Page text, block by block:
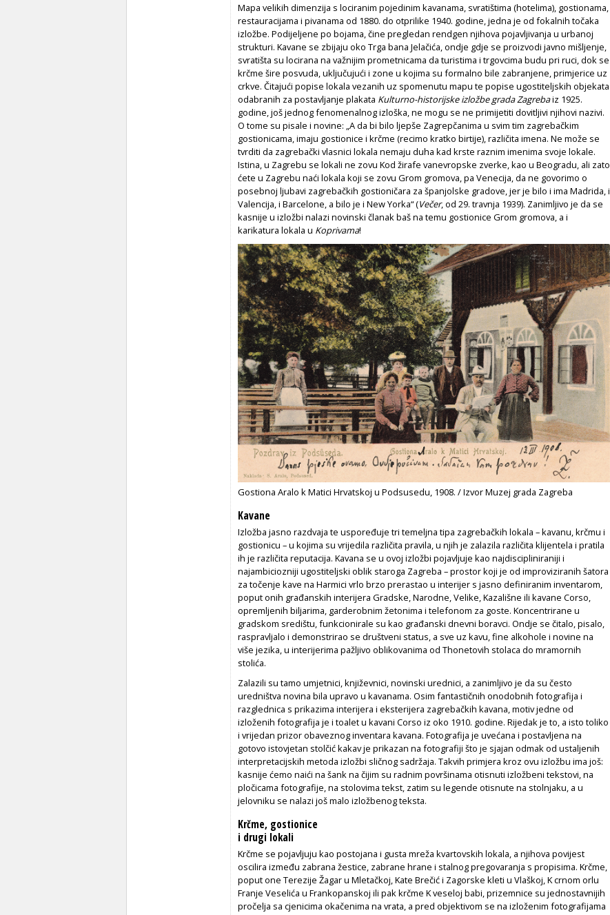
Mapa velikih dimenzija s lociranim pojedinim kavanama, svratištima (hotelima), gostionama,
restauracijama i pivanama od 1880. do otprilike 1940. godine, jedna je od fokalnih točaka
izložbe. Podijeljene po bojama, čine pregledan rendgen njihova pojavljivanja u urbanoj
strukturi. Kavane se zbijaju oko Trga bana Jelačića, ondje gdje se proizvodi javno mišljenje,
svratišta su locirana na važnijim prometnicama da turistima i trgovcima budu pri ruci, dok se
krčme šire posvuda, uključujući i zone u kojima su formalno bile zabranjene, primjerice uz
crkve. Čitajući popise lokala vezanih uz spomenutu mapu te popise ugostiteljskih objekata
odabranih za postavljanje plakata Kulturno-historijske izložbe grada Zagrebaiz 1925.
godine, još jednog fenomenalnog izloška, ne mogu se ne primijetiti dovitljivi njihovi nazivi.
O tome su pisale i novine: „A da bi bilo ljepše Zagrepčanima u svim tim zagrebačkim
gostionicama, imaju gostionice i krčme (recimo kratko birtije), različita imena. Ne može se
tvrditi da zagrebački vlasnici lokala nemaju duha kad krste raznim imenima svoje lokale.
Istina, u Zagrebu se lokali ne zovu Kod žirafe vanevropske zverke, kao u Beogradu, ali zato
ćete u Zagrebu naći lokala koji se zovu Grom gromova, pa Venecija, da ne govorimo o
posebnoj ljubavi zagrebačkih gostioničara za španjolske gradove, jer je bilo i ima Madrida, i
Valencija, i Barcelone, a bilo je i New Yorka“ (Večer, od 29. travnja 1939). Zanimljivo je da se
kasnije u izložbi nalazi novinski članak baš na temu gostionice Grom gromova, a i
karikatura lokala u Koprivama!
Gostiona Aralo k Matici Hrvatskoj u Podsusedu, 1908. / Izvor Muzej grada Zagreba
Kavane
Izložba jasno razdvaja te uspoređuje tri temeljna tipa zagrebačkih lokala – kavanu, krčmu i
gostionicu – u kojima su vrijedila različita pravila, u njih je zalazila različita klijentela i pratila
ih je različita reputacija. Kavana se u ovoj izložbi pojavljuje kao najdiscipliniraniji i
najambiciozniji ugostiteljski oblik staroga Zagreba – prostor koji je od improviziranih šatora
za točenje kave na Harmici vrlo brzo prerastao u interijer s jasno definiranim inventarom,
poput onih građanskih interijera Gradske, Narodne, Velike, Kazališne ili kavane Corso,
opremljenih biljarima, garderobnim žetonima i telefonom za goste. Koncentrirane u
gradskom središtu, funkcionirale su kao građanski dnevni boravci. Ondje se čitalo, pisalo,
raspravljalo i demonstrirao se društveni status, a sve uz kavu, fine alkohole i novine na
više jezika, u interijerima pažljivo oblikovanima od Thonetovih stolaca do mramornih
stolića.
Zalazili su tamo umjetnici, književnici, novinski urednici, a zanimljivo je da su često
uredništva novina bila upravo u kavanama. Osim fantastičnih onodobnih fotografija i
razglednica s prikazima interijera i eksterijera zagrebačkih kavana, motiv jedne od
izloženih fotografija je i toalet u kavani Corso iz oko 1910. godine. Rijedak je to, a isto toliko
i vrijedan prizor obaveznog inventara kavana. Fotografija je uvećana i postavljena na
gotovo istovjetan stolčić kakav je prikazan na fotografiji što je sjajan odmak od ustaljenih
interpretacijskih metoda izložbi sličnog sadržaja. Takvih primjera kroz ovu izložbu ima još:
kasnije ćemo naići na šank na čijim su radnim površinama otisnuti izložbeni tekstovi, na
pločicama fotografije, na stolovima tekst, zatim su legende otisnute na stolnjaku, a u
jelovniku se nalazi još malo izložbenog teksta.
Krčme, gostionice
i drugi lokali
Krčme se pojavljuju kao postojana i gusta mreža kvartovskih lokala, a njihova povijest
oscilira između zabrana žestice, zabrane hrane i stalnog pregovaranja s propisima. Krčme,
poput one Terezije Žagar u Mletačkoj, Kate Brečić i Zagorske kleti u Vlaškoj, K crnom orlu
Franje Veselića u Frankopanskoj ili pak krčme K veseloj babi, prizemnice su jednostavnijih
pročelja sa cjenicima okačenima na vrata, a pred objektivom se na izloženim fotografijama